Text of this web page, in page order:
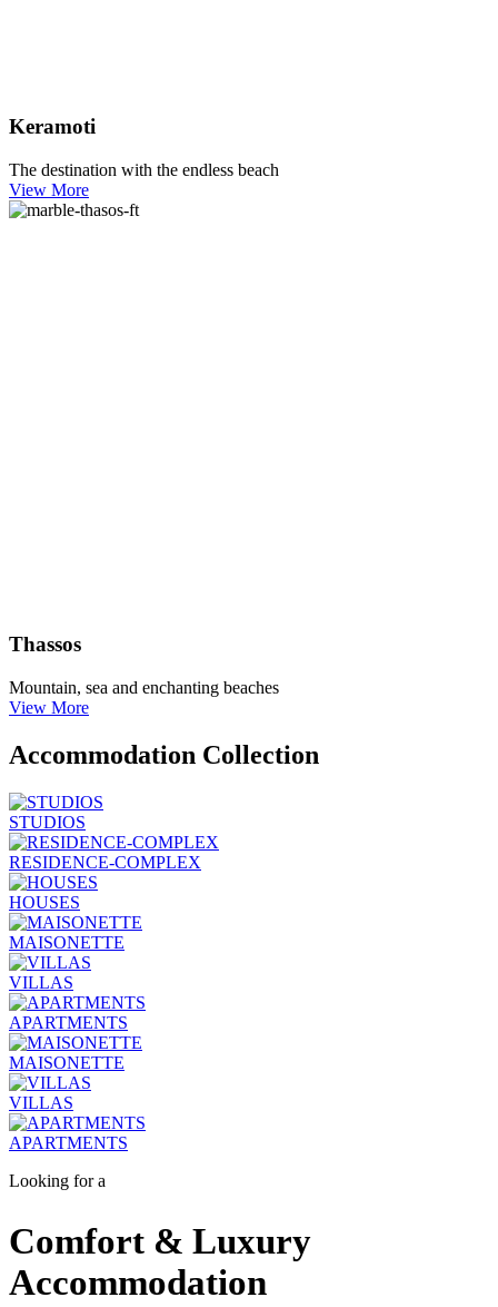
Keramoti
The destination with the endless beach
View More
Thassos
Mountain, sea and enchanting beaches
View More
Accommodation Collection
STUDIOS
RESIDENCE-COMPLEX
HOUSES
MAISONETTE
VILLAS
APARTMENTS
MAISONETTE
VILLAS
APARTMENTS
Looking for a
Comfort & Luxury
Accommodation